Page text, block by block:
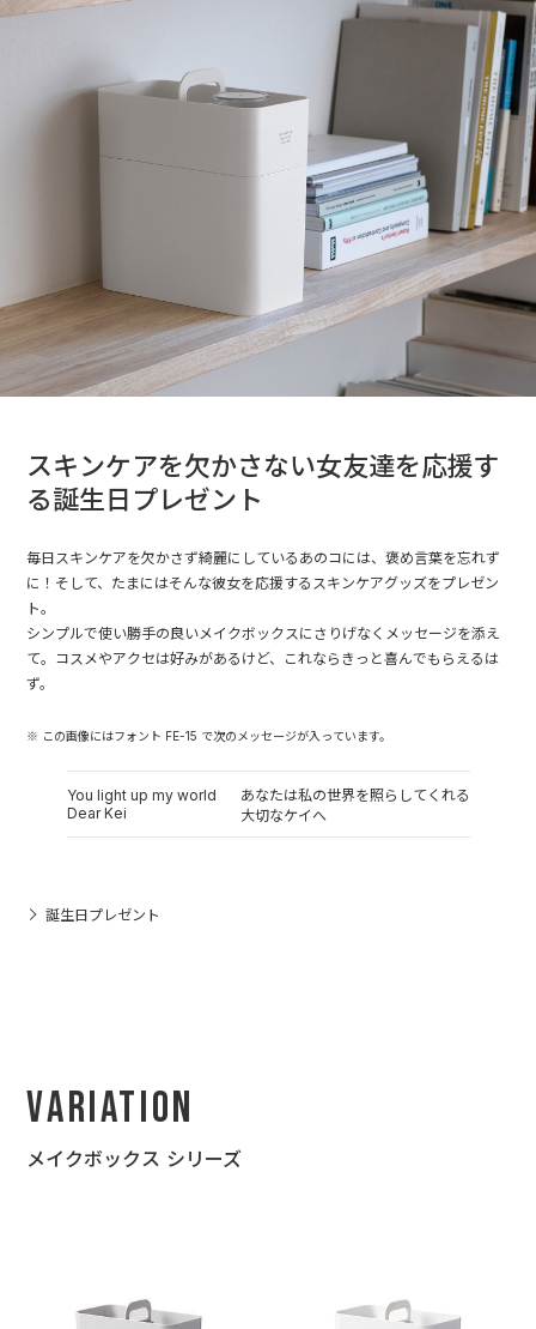
スキンケアを欠かさない女友達を応援す
る誕生日プレゼント
毎日スキンケアを欠かさず綺麗にしているあのコには、褒め言葉を忘れず
に！そして、たまにはそんな彼女を応援するスキンケアグッズをプレゼン
ト。
シンプルで使い勝手の良いメイクボックスにさりげなくメッセージを添え
て。コスメやアクセは好みがあるけど、これならきっと喜んでもらえるは
ず。
※ この画像にはフォント FE-15 で次のメッセージが入っています。
You light up my world
Dear Kei
あなたは私の世界を照らしてくれる
大切なケイへ
誕生日プレゼント
Variation
メイクボックス シリーズ